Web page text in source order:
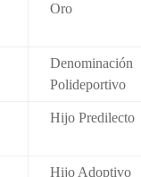
Oro
Denominación
Polideportivo
Hijo Predilecto
Hijo Adoptivo